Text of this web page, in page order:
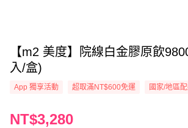
【m2 美度】院線白金膠原飲
入/盒)
App 獨享活動 超取滿NT$600免運 國家/地區
NT$3,280